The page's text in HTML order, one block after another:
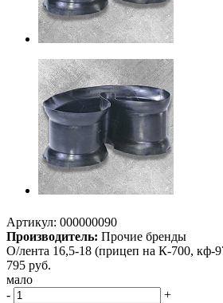
Артикул: 000000090
Производитель: Прочие бренды
О/лента 16,5-18 (прицеп на К-700, кф-
795 руб.
мало
-
+